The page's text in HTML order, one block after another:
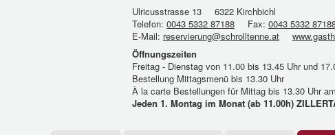
Ulricusstrasse 13
6322 Kirchbichl
Telefon: 0043 5332 87188 Fax: 0043 5332
E-Mail: reservierung@schrolltenne.at
Öffnungszeiten
Freitag - Dienstag von 11.00 bis 13.45 Uhr und
Bestellung Mittagsmenü bis 13.30 Uhr
À la carte Bestellungen für Mittag bis 13.30 Uhr
Jeden 1. Montag im Monat (ab 11.00h)